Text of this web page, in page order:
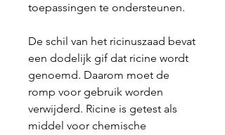
toepassingen te ondersteunen.
De schil van het ricinuszaad bevat
een dodelijk gif dat ricine wordt
genoemd. Daarom moet de
romp voor gebruik worden
verwijderd. Ricine is getest als
middel voor chemische